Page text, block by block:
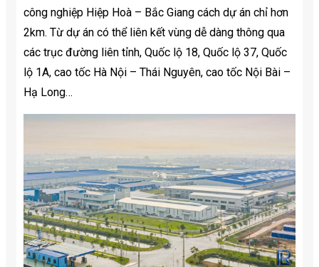
công nghiệp Hiệp Hoà – Bắc Giang cách dự án chỉ hơn
2km. Từ dự án có thể liên kết vùng dễ dàng thông qua
các trục đường liên tỉnh, Quốc lộ 18, Quốc lộ 37, Quốc
lộ 1A, cao tốc Hà Nội – Thái Nguyên, cao tốc Nội Bài –
Hạ Long…